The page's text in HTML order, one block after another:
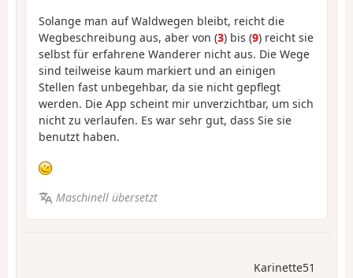
Solange man auf Waldwegen bleibt, reicht die
Wegbeschreibung aus, aber von (3) bis (9) reicht sie
selbst für erfahrene Wanderer nicht aus. Die Wege
sind teilweise kaum markiert und an einigen
Stellen fast unbegehbar, da sie nicht gepflegt
werden. Die App scheint mir unverzichtbar, um sich
nicht zu verlaufen. Es war sehr gut, dass Sie sie
benutzt haben.
Maschinell übersetzt
Karinette51